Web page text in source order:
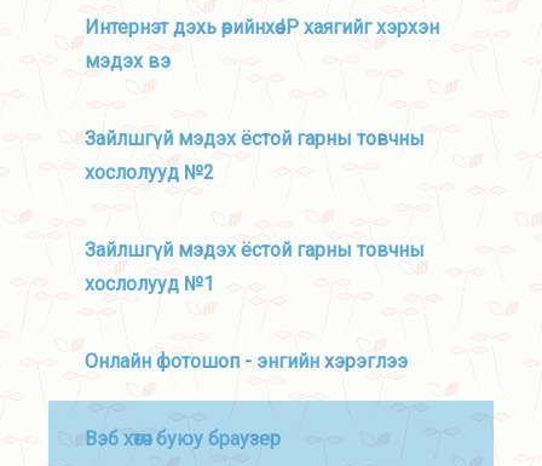
Интернэт дэхь өөрийнхөө IP хаягийг хэрхэн
мэдэх вэ
Зайлшгүй мэдэх ёстой гарны товчны
хослолууд №2
Зайлшгүй мэдэх ёстой гарны товчны
хослолууд №1
Онлайн фотошоп - энгийн хэрэглээ
Вэб хөтөч буюу браузер